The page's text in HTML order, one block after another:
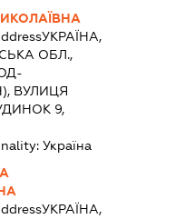
УКРАЇНА,
ОБЛ.,
ВУЛИЦЯ
9,
Україна
УКРАЇНА,